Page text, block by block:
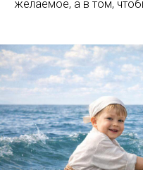
желаемое, а в том,